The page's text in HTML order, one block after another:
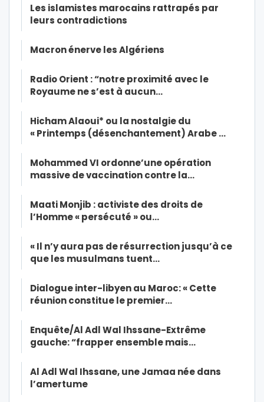
Les islamistes marocains rattrapés par
leurs contradictions
Macron énerve les Algériens
Radio Orient : “notre proximité avec le
Royaume ne s’est à aucun…
Hicham Alaoui* ou la nostalgie du
« Printemps (désenchantement) Arabe …
Mohammed VI ordonne’une opération
massive de vaccination contre la…
Maati Monjib : activiste des droits de
l’Homme « persécuté » ou…
« Il n’y aura pas de résurrection jusqu’à ce
que les musulmans tuent…
Dialogue inter-libyen au Maroc: « Cette
réunion constitue le premier…
Enquête/Al Adl Wal Ihssane-Extrême
gauche: “frapper ensemble mais…
Al Adl Wal Ihssane, une Jamaa née dans
l’amertume